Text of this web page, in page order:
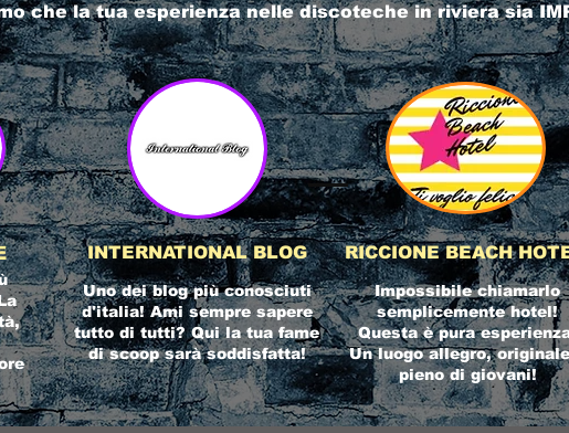
che la tua esperienza nellediscoteche in rivierasia
INTERNATIONAL BLOG
Uno dei blog più conosciuti
d'italia! Ami sempre sapere
tutto di tutti? Qui la tua fame
di scoop sarà soddisfatta!
RICCIONE BEACH
Impossibile chiamarlo
semplicemente hotel!
Questa è pura
Un luogo allegro,
pieno di giovani!